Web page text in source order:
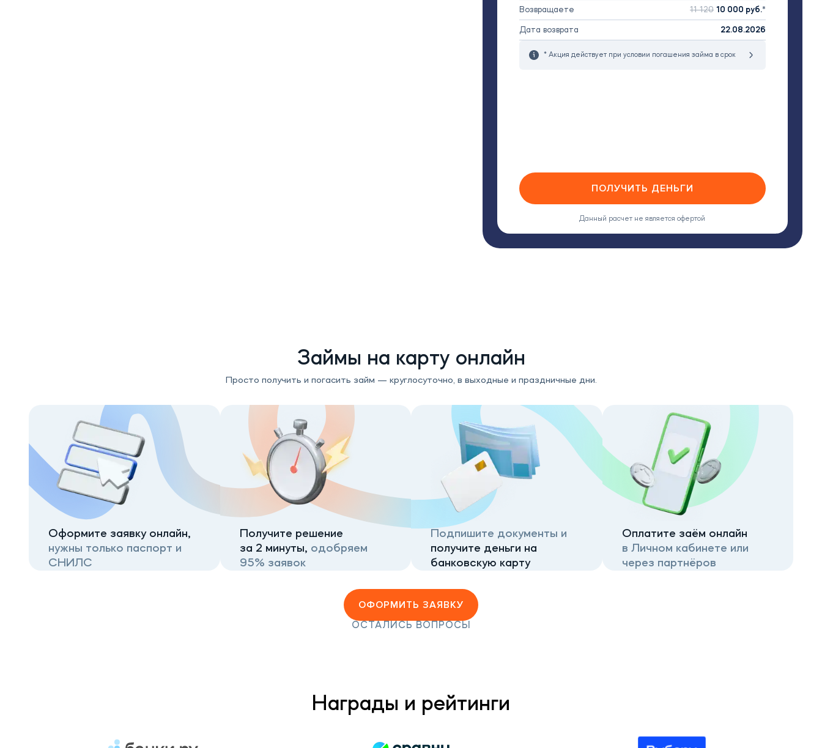
Возвращаете 11 120 10 000 руб.
Дата возврата 22.08.2026
* Акция действует при условии погашения займа в срок
ПОЛУЧИТЬ ДЕНЬГИ
Данный расчет не является офертой
Займы на карту онлайн
Просто получить и погасить займ — круглосуточно, в выходные и праздничные дни.
Оформите заявку онлайн,
нужны только паспорт и
СНИЛС
Получите решение
за 2 минуты, одобряем
95% заявок
Подпишите документы и
получите деньги на
банковскую карту
Оплатите заём онлайн
в Личном кабинете или
через партнёров
ОФОРМИТЬ ЗАЯВКУ
ОСТАЛИСЬ ВОПРОСЫ
Награды и рейтинги